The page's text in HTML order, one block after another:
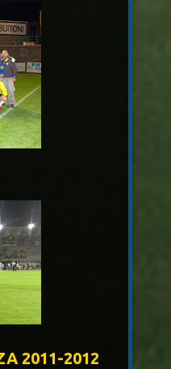
2011-2012